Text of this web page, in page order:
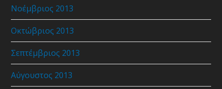
Νοέμβριος 2013
Οκτώβριος 2013
Σεπτέμβριος 2013
Αύγουστος 2013